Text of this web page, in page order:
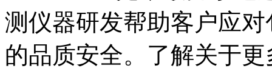
测仪器研发帮助客户应
的品质安全。了解关于